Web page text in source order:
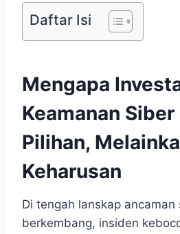
Daftar Isi
Mengapa
Keamanan
Pilihan,
Keharusan
Di tengah lanskap
berkembang, insiden